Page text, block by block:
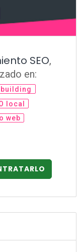
SEO,
en:
building
local
web